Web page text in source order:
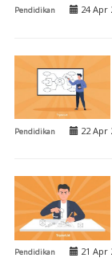
Pendidikan 24
Pendidikan 22
Pendidikan 21